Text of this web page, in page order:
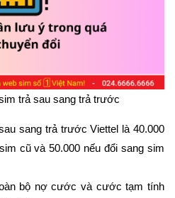
trả sau sang trả trước
sang trả trước Viettel là 40.000
cũ và 50.000 nếu đổi sang sim
bộ nợ cước và cước tạm tính